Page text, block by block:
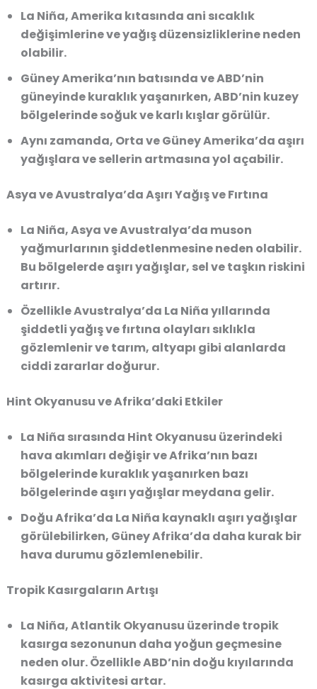
La Niña, Amerika kıtasında ani sıcaklık
değişimlerine ve yağış düzensizliklerine neden
olabilir.
Güney Amerika’nın batısında ve ABD’nin
güneyinde kuraklık yaşanırken, ABD’nin kuzey
bölgelerinde soğuk ve karlı kışlar görülür.
Aynı zamanda, Orta ve Güney Amerika’da aşırı
yağışlara ve sellerin artmasına yol açabilir.
Asya ve Avustralya’da Aşırı Yağış ve Fırtına
La Niña, Asya ve Avustralya’da muson
yağmurlarının şiddetlenmesine neden olabilir.
Bu bölgelerde aşırı yağışlar, sel ve taşkın riskini
artırır.
Özellikle Avustralya’da La Niña yıllarında
şiddetli yağış ve fırtına olayları sıklıkla
gözlemlenir ve tarım, altyapı gibi alanlarda
ciddi zararlar doğurur.
Hint Okyanusu ve Afrika’daki Etkiler
La Niña sırasında Hint Okyanusu üzerindeki
hava akımları değişir ve Afrika’nın bazı
bölgelerinde kuraklık yaşanırken bazı
bölgelerinde aşırı yağışlar meydana gelir.
Doğu Afrika’da La Niña kaynaklı aşırı yağışlar
görülebilirken, Güney Afrika’da daha kurak bir
hava durumu gözlemlenebilir.
Tropik Kasırgaların Artışı
La Niña, Atlantik Okyanusu üzerinde tropik
kasırga sezonunun daha yoğun geçmesine
neden olur. Özellikle ABD’nin doğu kıyılarında
kasırga aktivitesi artar.